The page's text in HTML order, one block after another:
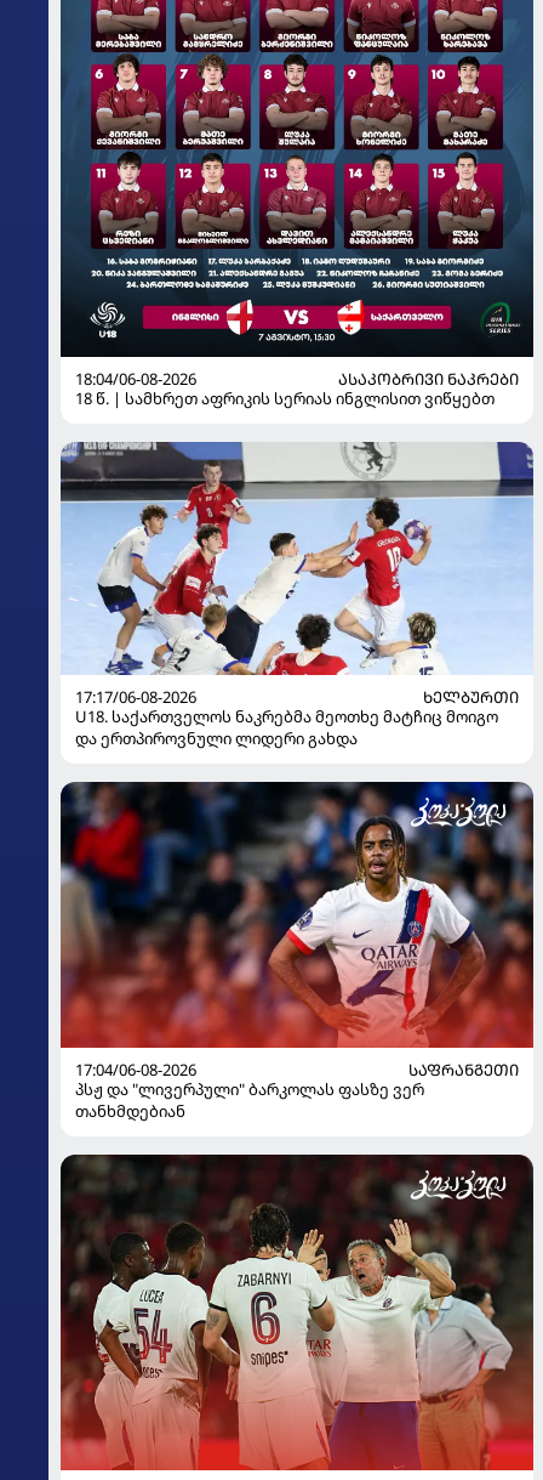
18:04/06-08-2026
ᲐᲡᲐᲙᲝᲑᲠᲘᲕᲘ ᲜᲐᲙᲠᲔᲑᲘ
18 წ. | სამხრეთ აფრიკის სერიას ინგლისით ვიწყებთ
17:17/06-08-2026
ᲮᲔᲚᲑᲣᲠᲗᲘ
U18. საქართველოს ნაკრებმა მეოთხე მატჩიც მოიგო
და ერთპიროვნული ლიდერი გახდა
17:04/06-08-2026
ᲡᲐᲤᲠᲐᲜᲒᲔᲗᲘ
პსჟ და "ლივერპული" ბარკოლას ფასზე ვერ
თანხმდებიან